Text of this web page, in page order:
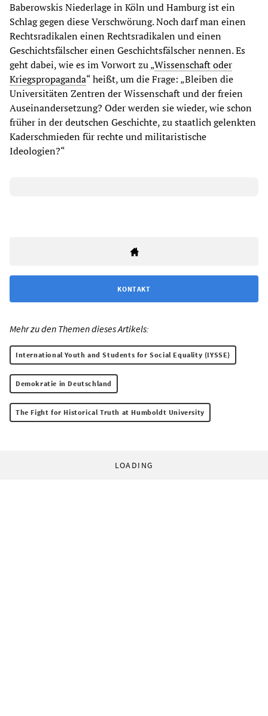
Baberowskis Niederlage in Köln und Hamburg ist ein
Schlag gegen diese Verschwörung. Noch darf man einen
Rechtsradikalen einen Rechtsradikalen und einen
Geschichtsfälscher einen Geschichtsfälscher nennen. Es
geht dabei, wie es im Vorwort zu „Wissenschaft oder
Kriegspropaganda“ heißt, um die Frage: „Bleiben die
Universitäten Zentren der Wissenschaft und der freien
Auseinandersetzung? Oder werden sie wieder, wie schon
früher in der deutschen Geschichte, zu staatlich gelenkten
Kaderschmieden für rechte und militaristische
Ideologien?“
KONTAKT
Mehr zu den Themen dieses Artikels:
International Youth and Students for Social Equality (IYSSE)
Demokratie in Deutschland
The Fight for Historical Truth at Humboldt University
LOADING